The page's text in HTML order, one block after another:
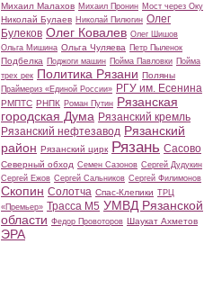
Михаил Малахов Михаил Пронин Мост через Оку
Николай Булаев Николай Пилюгин Олег
Булеков Олег Ковалев Олег Шишов
Ольга Мишина Ольга Чуляева Петр Пыленок
Подбелка Поджоги машин Пойма Павловки Пойма
трех рек Политика Рязани Поляны
Праймериз «Единой России» РГУ им. Есенина
РМПТС РНПК Роман Путин Рязанская
городская Дума Рязанский кремль
Рязанский нефтезавод Рязанский
район Рязанский цирк Рязань Сасово
Северный обход Семен Сазонов Сергей Дудукин
Сергей Ежов Сергей Сальников Сергей Филимонов
Скопин Солотча Спас-Клепики ТРЦ
«Премьер» Трасса М5 УМВД Рязанской
области Федор Провоторов Шаукат Ахметов
ЭРА